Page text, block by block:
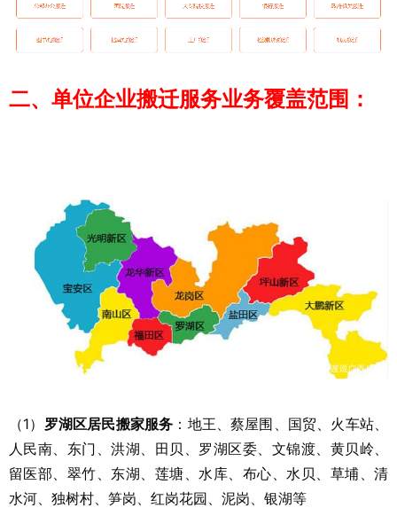
二、单位企业搬迁服务业务覆盖范围：
（1） 罗湖区居民搬家服务 ：地王、蔡屋围、国贸、火车站、
人民南、东门、洪湖、田贝、罗湖区委、文锦渡、黄贝岭、
留医部、翠竹、东湖、莲塘、水库、布心、水贝、草埔、清
水河、独树村、笋岗、红岗花园、泥岗、银湖等